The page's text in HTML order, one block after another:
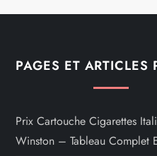
PAGES ET ARTICLES
Prix Cartouche Cigarettes
Winston – Tableau Complet